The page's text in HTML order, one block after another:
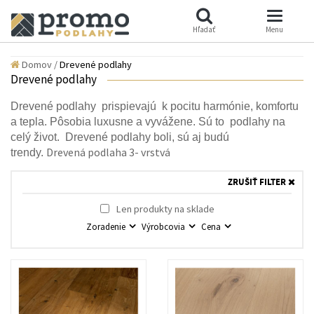
Hľadať Menu
Domov /Drevené podlahy
Drevené podlahy
Drevené podlahy  prispievajú  k pocitu harmónie, komfortu
a tepla. Pôsobia luxusne a vyvážene. Sú to podlahy na
celý život.  Drevené podlahy boli, sú aj budú
trendy. Drevená podlaha 3- vrstvá
Len produkty na sklade
Zoradenie Výrobcovia Cena
ZRUŠIŤ FILTER